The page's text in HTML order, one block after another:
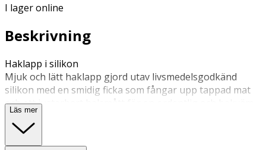
I lager online
Beskrivning
Haklapp i silikon
Mjuk och lätt haklapp gjord utav livsmedelsgodkänd
silikon med en smidig ficka som fångar upp tappad mat
och ett justerbart halsmått för en ordentlig och bekväm
passform. Haklappen kan rengöras i diskmaskin men går
oftast att få helt ren med endast varmt vatten. Vänligen
notera: om viss mat med mycket syra lämnas på detta
Läs mer